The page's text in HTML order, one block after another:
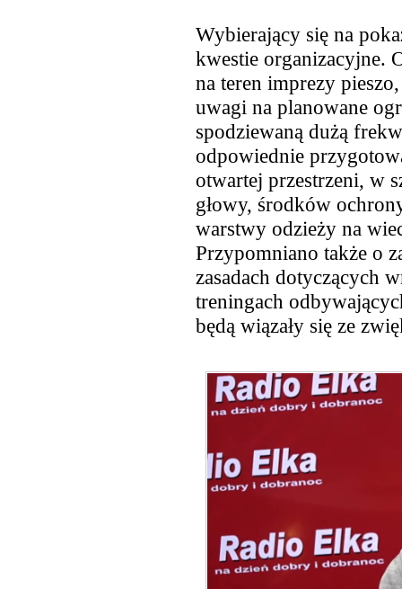
Wybierający się na
kwestie organizacyjne.
na teren imprezy
uwagi na planowane
spodziewaną dużą
odpowiednie
otwartej przestrzeni, w
głowy, środków
warstwy odzieży na
Przypomniano także o
zasadach dotyczących
treningach
będą wiązały się ze